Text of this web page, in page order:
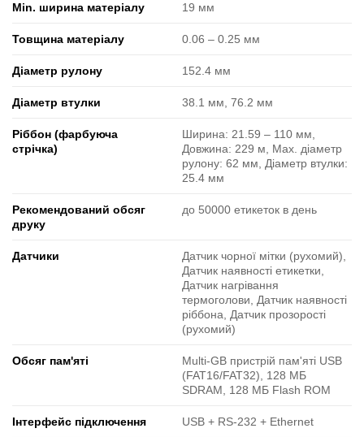
Min. ширина матеріалу 19 мм
Товщина матеріалу 0.06 ‒ 0.25 мм
Діаметр рулону 152.4 мм
Діаметр втулки 38.1 мм, 76.2 мм
Ріббон (фарбуюча
стрічка)
Ширина: 21.59 ‒ 110 мм,
Довжина: 229 м, Max. діаметр
рулону: 62 мм, Діаметр втулки:
25.4 мм
Рекомендований обсяг
друку
до 50000 етикеток в день
Датчики
Датчик чорної мітки (рухомий),
Датчик наявності етикетки,
Датчик нагрівання
термоголови, Датчик наявності
ріббона, Датчик прозорості
(рухомий)
Обсяг пам'яті
Multi-GB пристрій пам'яті USB
(FAT16/FAT32), 128 МБ
SDRAM, 128 МБ Flash ROM
Інтерфейс підключення USB + RS-232 + Ethernet